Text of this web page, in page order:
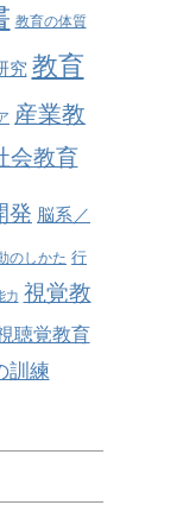
教育の体質
究 教育
産業教
会教育
発 脳系／
のしかた 行
力 視覚教
聴覚教育
訓練